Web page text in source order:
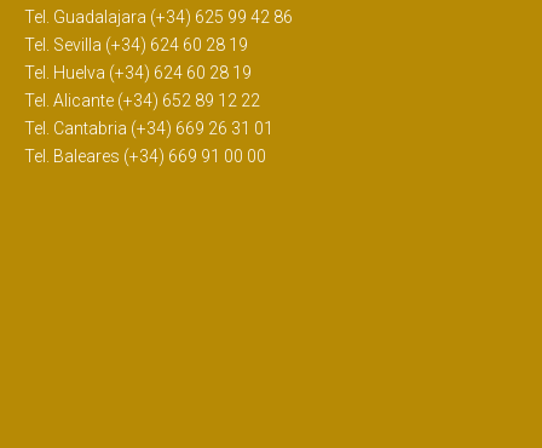
Tel. Guadalajara (+34) 625 99 42 86
Tel. Sevilla (+34) 624 60 28 19
Tel. Huelva (+34) 624 60 28 19
Tel. Alicante (+34) 652 89 12 22
Tel. Cantabria (+34) 669 26 31 01
Tel. Baleares (+34) 669 91 00 00